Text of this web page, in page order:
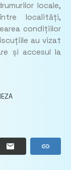
locale,
localități,
condițiilor
au vizat
și accesul la